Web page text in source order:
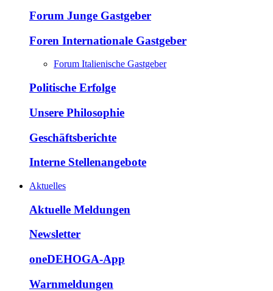
Forum Junge Gastgeber
Foren Internationale Gastgeber
Forum Italienische Gastgeber
Politische Erfolge
Unsere Philosophie
Geschäftsberichte
Interne Stellenangebote
Aktuelles
Aktuelle Meldungen
Newsletter
oneDEHOGA-App
Warnmeldungen